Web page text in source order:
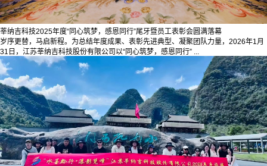
莘纳吉科技2025年度“同心筑梦，感恩同行”尾牙暨员工表彰会圆满落幕
岁序更替，马启新程。为总结年度成果、表彰先进典型、凝聚团队力量，2026年1月
31日，江苏莘纳吉科技股份有限公司以“同心筑梦，感恩同行” ...